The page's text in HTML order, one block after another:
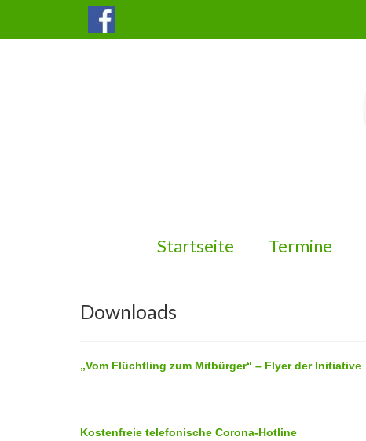
Startseite Termine
Downloads
„Vom Flüchtling zum Mitbürger“ – Flyer der Initiative
Kostenfreie telefonische Corona-Hotline